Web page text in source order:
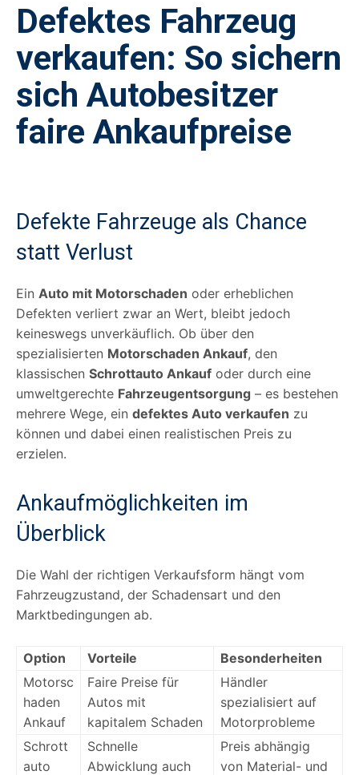
Defektes Fahrzeug
verkaufen: So sichern
sich Autobesitzer
faire Ankaufpreise
Defekte Fahrzeuge als Chance
statt Verlust
Ein Auto mit Motorschaden oder erheblichen
Defekten verliert zwar an Wert, bleibt jedoch
keineswegs unverkäuflich. Ob über den
spezialisierten Motorschaden Ankauf, den
klassischen Schrottauto Ankauf oder durch eine
umweltgerechte Fahrzeugentsorgung – es bestehen
mehrere Wege, ein defektes Auto verkaufen zu
können und dabei einen realistischen Preis zu
erzielen.
Ankaufmöglichkeiten im
Überblick
Die Wahl der richtigen Verkaufsform hängt vom
Fahrzeugzustand, der Schadensart und den
Marktbedingungen ab.
Option Vorteile
Besonderheiten
Motorsc
haden
Ankauf
Faire Preise für
Autos mit
kapitalem Schaden
Händler
spezialisiert auf
Motorprobleme
Schrott
auto
Schnelle
Abwicklung auch
Preis abhängig
von Material- und